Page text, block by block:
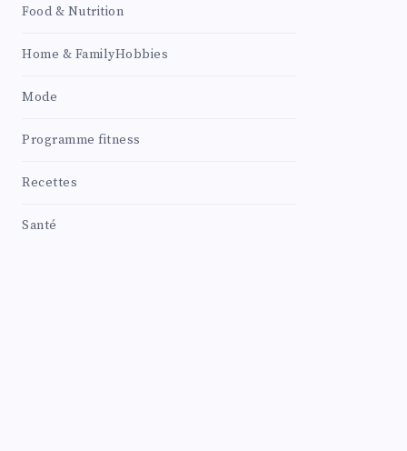
Food & Nutrition
Home & FamilyHobbies
Mode
Programme fitness
Recettes
Santé